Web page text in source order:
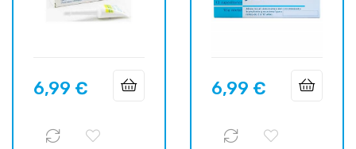
Prix
6,99 € Prix
6,99 €